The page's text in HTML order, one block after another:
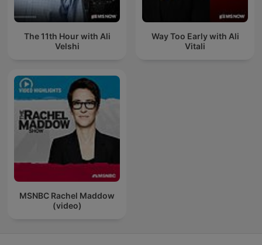
The 11th Hour with Ali
Velshi
Way Too Early with Ali
Vitali
MSNBC Rachel Maddow
(video)